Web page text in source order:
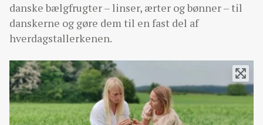
danske bælgfrugter – linser, ærter og bønner – til
danskerne og gøre dem til en fast del af
hverdagstallerkenen.